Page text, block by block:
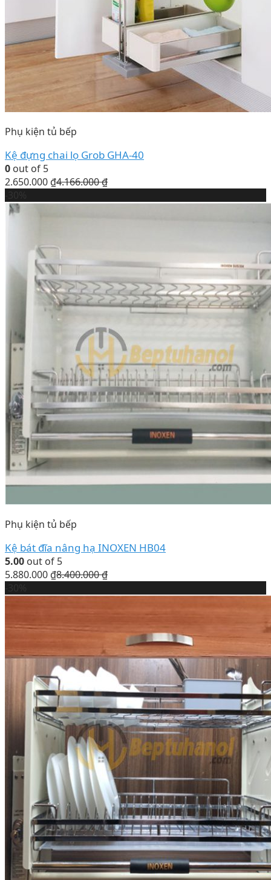
Phụ kiện tủ bếp
Kệ đựng chai lọ Grob GHA-40
0 out of 5
2.650.000 ₫4.166.000₫
Phụ kiện tủ bếp
Kệ bát đĩa nâng hạ INOXEN HB04
5.00 out of 5
5.880.000 ₫8.400.000₫